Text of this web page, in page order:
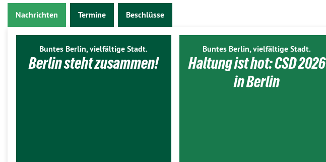
Nachrichten Termine Beschlüsse
Buntes Berlin, vielfältige Stadt.
Berlin steht zusammen!
Buntes Berlin, vielfältige Stadt.
Haltung ist hot: CSD 2026
in Berlin